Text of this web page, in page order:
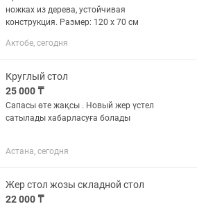
ножках из дерева, устойчивая
конструкция. Размер: 120 х 70 см
Актобе, сегодня
Круглый стол
25 000 ₸
Сапасы өте жақсы . Новый жер үстел
сатылады хабарласуға болады
Астана, сегодня
Жер стол жозы складной стол
22 000 ₸